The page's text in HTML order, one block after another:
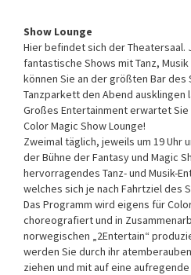
Show Lounge
Hier befindet sich der Theatersaal.
fantastische Shows mit Tanz,
können Sie an der größten Bar des
Tanzparkett den Abend ausklingen
Großes Entertainment erwartet Sie
Color Magic Show Lounge!
Zweimal täglich, jeweils um 19 Uhr
der Bühne der Fantasy und Magic
hervorragendes Tanz- und Musik-
welches sich je nach Fahrtziel des
Das Programm wird eigens für
choreografiert und in
norwegischen „2Entertain“
werden Sie durch ihr
ziehen und mit auf eine aufregende